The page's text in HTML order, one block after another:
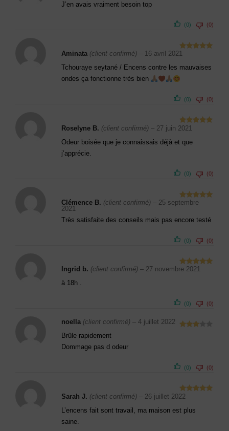
J’en avais vraiment besoin top
(0) (0)
Note
5
Aminata (client confirmé) – 16 avril 2021
Tchouraye seytané / Encens contre les mauvaises
ondes ça fonctionne très bien
(0) (0)
Note
5
Roselyne B. (client confirmé) – 27 juin 2021
Odeur boisée que je connaissais déjà et que
j’apprécie.
(0) (0)
Note5sur
Clémence B. (client confirmé) – 25 septembre
2021
Très satisfaite des conseils mais pas encore testé
(0) (0)
Note5sur
Ingrid b. (client confirmé) – 27 novembre 2021
à 18h .
(0) (0)
noella (client confirmé) – 4 juillet 2022
Brûle rapidement
Dommage pas d odeur
(0) (0)
Note
5
Sarah J. (client confirmé) – 26 juillet 2022
L’encens fait sont travail, ma maison est plus
saine.